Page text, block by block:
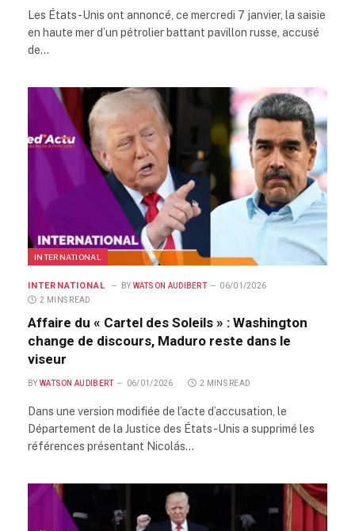
Les États-Unis ont annoncé, ce mercredi 7 janvier, la saisie
en haute mer d’un pétrolier battant pavillon russe, accusé
de…
INTERNATIONAL
INTERNATIONAL BY WATSON AUDIBERT
06/01/2026
2 MINS READ
Affaire du « Cartel des Soleils » : Washington
change de discours, Maduro reste dans le
viseur
BY WATSON AUDIBERT 06/01/2026 2 MINS READ
Dans une version modifiée de l’acte d’accusation, le
Département de la Justice des États-Unis a supprimé les
références présentant Nicolás…